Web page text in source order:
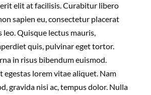
elit at facilisis. Curabitur libero
sapien eu, consectetur placerat
leo. Quisque lectus mauris,
quis, pulvinar eget tortor.
in risus bibendum euismod.
egestas lorem vitae aliquet. Nam
gravida nisi ac, tempus dolor. Nulla